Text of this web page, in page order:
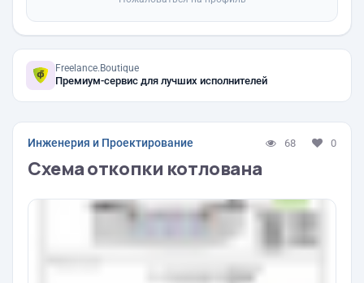
Freelance.Boutique
Премиум-сервис для лучших исполнителей
Инженерия и Проектирование 68 0
Схема откопки котлована